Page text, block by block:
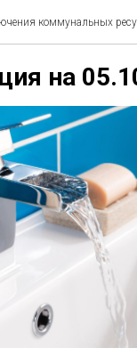
коммунальных
на